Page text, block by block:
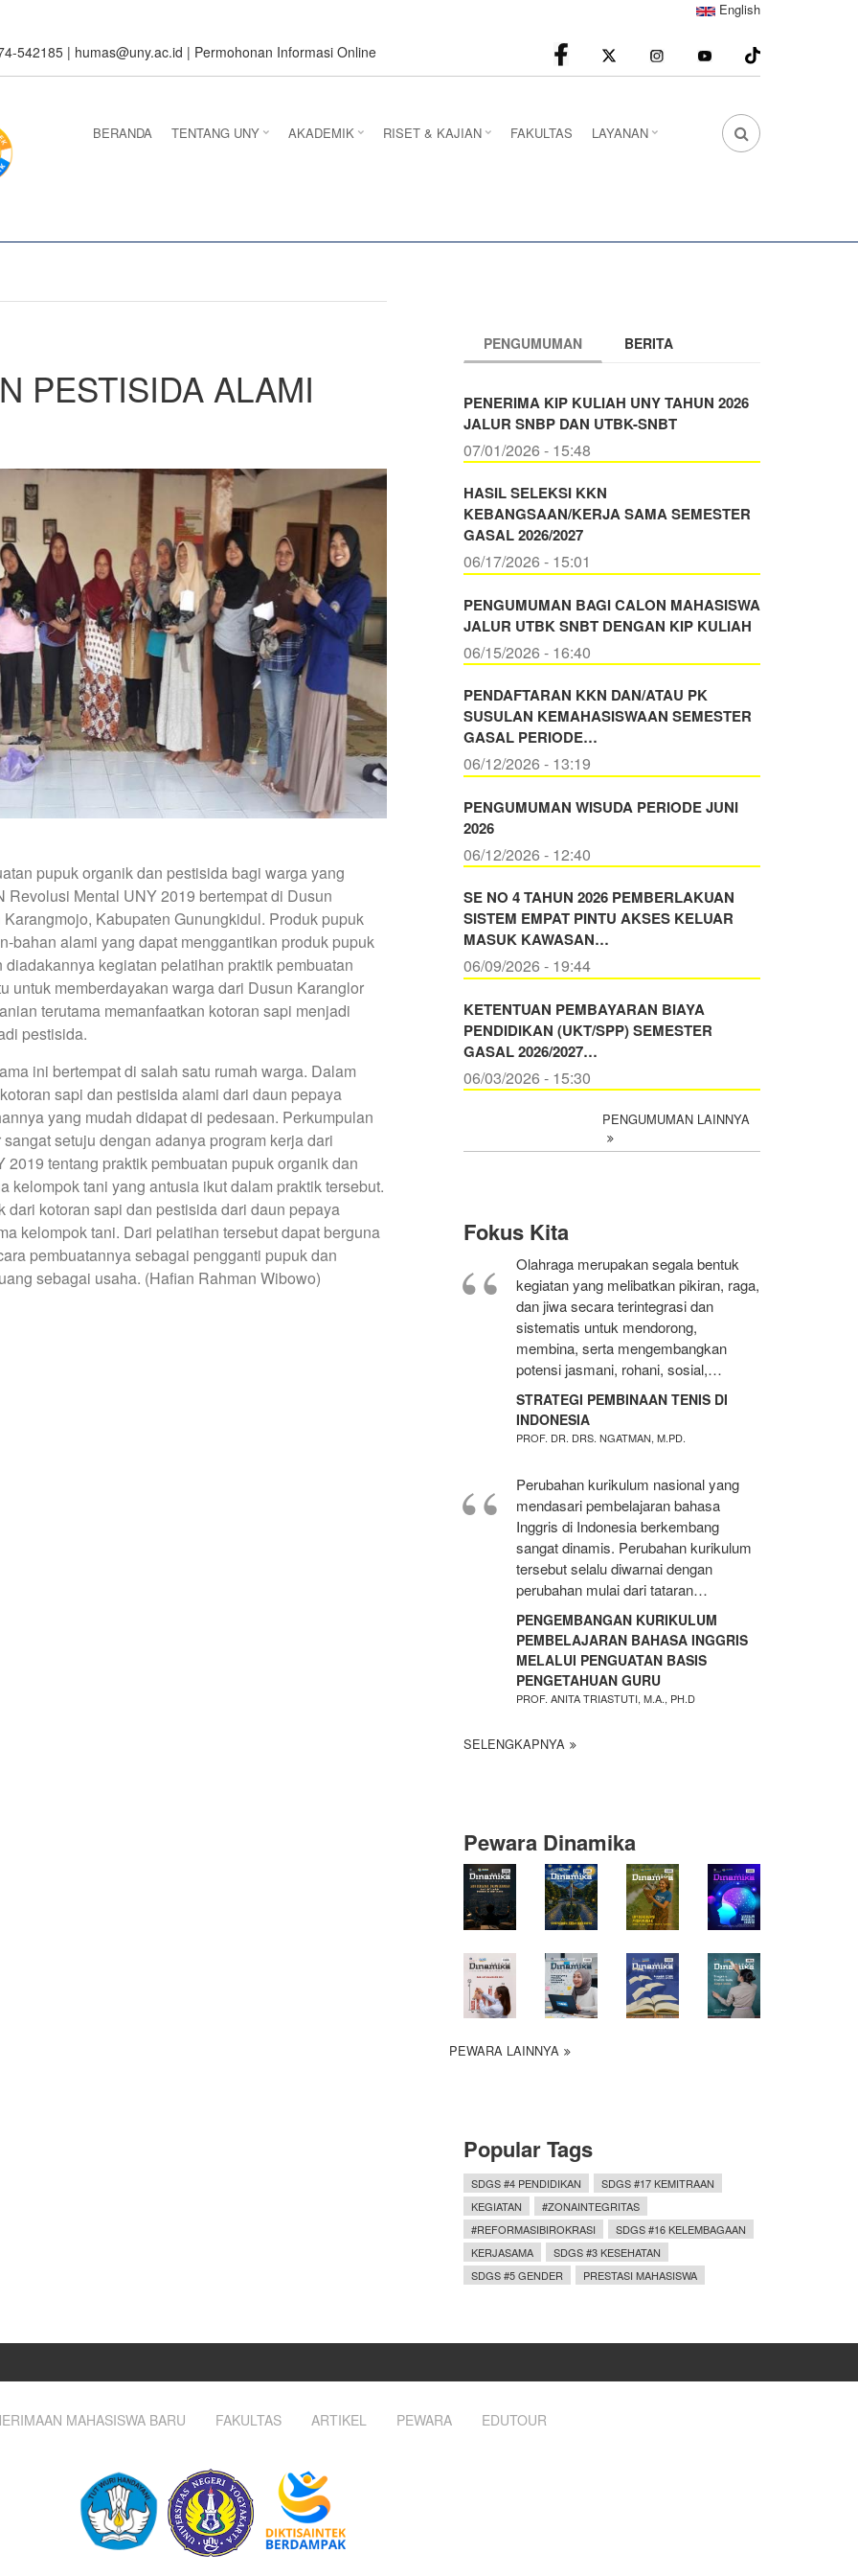
English
542185 | humas@uny.ac.id | Permohonan Informasi Online facebook Instagram youtube
FA
BERANDA TENTANG UNY AKADEMIK RISET & KAJIAN FAKULTAS LAYANAN
PESTISIDA ALAMI
pupuk organik dan pestisida bagi warga yang
Mental UNY 2019 bertempat di Dusun
Kabupaten Gunungkidul. Produk pupuk
bahan alami yang dapat menggantikan produk pupuk
kegiatan pelatihan praktik pembuatan
untuk memberdayakan warga dari Dusun Karanglor
terutama memanfaatkan kotoran sapi menjadi
pestisida.
ini bertempat di salah satu rumah warga. Dalam
sapi dan pestisida alami dari daun pepaya
yang mudah didapat di pedesaan. Perkumpulan
setuju dengan adanya program kerja dari
tentang praktik pembuatan pupuk organik dan
kelompok tani yang antusia ikut dalam praktik tersebut.
kotoran sapi dan pestisida dari daun pepaya
kelompok tani. Dari pelatihan tersebut dapat berguna
pembuatannya sebagai pengganti pupuk dan
sebagai usaha. (Hafian Rahman Wibowo)
PENGUMUMAN BERITA
PENERIMA KIP KULIAH UNY TAHUN 2026
JALUR SNBP DAN UTBK-SNBT
07/01/2026 - 15:48
HASIL SELEKSI KKN
KEBANGSAAN/KERJA SAMA SEMESTER
GASAL 2026/2027
06/17/2026 - 15:01
PENGUMUMAN BAGI CALON MAHASISWA
JALUR UTBK SNBT DENGAN KIP KULIAH
06/15/2026 - 16:40
PENDAFTARAN KKN DAN/ATAU PK
SUSULAN KEMAHASISWAAN SEMESTER
GASAL PERIODE…
06/12/2026 - 13:19
PENGUMUMAN WISUDA PERIODE JUNI
2026
06/12/2026 - 12:40
SE NO 4 TAHUN 2026 PEMBERLAKUAN
SISTEM EMPAT PINTU AKSES KELUAR
MASUK KAWASAN…
06/09/2026 - 19:44
KETENTUAN PEMBAYARAN BIAYA
PENDIDIKAN (UKT/SPP) SEMESTER
GASAL 2026/2027…
06/03/2026 - 15:30
PENGUMUMAN LAINNYA
Fokus Kita
Olahraga merupakan segala bentuk
kegiatan yang melibatkan pikiran, raga,
dan jiwa secara terintegrasi dan
sistematis untuk mendorong,
membina, serta mengembangkan
potensi jasmani, rohani, sosial,…
STRATEGI PEMBINAAN TENIS DI
INDONESIA
PROF. DR. DRS. NGATMAN, M.PD.
Perubahan kurikulum nasional yang
mendasari pembelajaran bahasa
Inggris di Indonesia berkembang
sangat dinamis. Perubahan kurikulum
tersebut selalu diwarnai dengan
perubahan mulai dari tataran…
PENGEMBANGAN KURIKULUM
PEMBELAJARAN BAHASA INGGRIS
MELALUI PENGUATAN BASIS
PENGETAHUAN GURU
PROF. ANITA TRIASTUTI, M.A., PH.D
SELENGKAPNYA
Pewara Dinamika
PEWARA LAINNYA
Popular Tags
SDGS #4 PENDIDIKAN
SDGS #17 KEMITRAAN
KEGIATAN
#ZONAINTEGRITAS
#REFORMASIBIROKRASI
SDGS #16 KELEMBAGAAN
KERJASAMA
SDGS #3 KESEHATAN
SDGS #5 GENDER
PRESTASI MAHASISWA
MAHASISWA BARU FAKULTAS ARTIKEL PEWARA EDUTOUR